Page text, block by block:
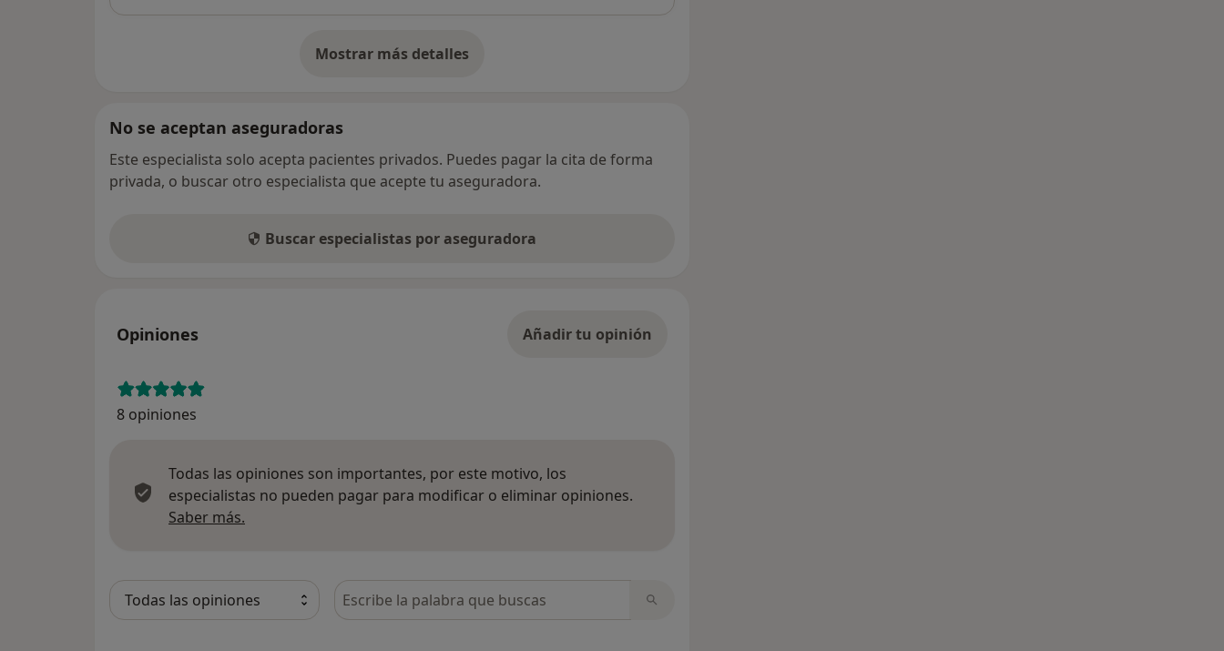
Mostrar más detalles
sobre la dirección
No se aceptan aseguradoras
Este especialista solo acepta pacientes privados. Puedes pagar la cita de forma
privada, o buscar otro especialista que acepte tu aseguradora.
Buscar especialistas por aseguradora
Opiniones Añadir tu opinión
8 opiniones
Todas las opiniones son importantes, por este motivo, los
especialistas no pueden pagar para modificar o eliminar opiniones.
Saber más.
Busca en opiniones